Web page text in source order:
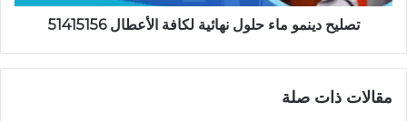
تصليح دينمو ماء حلول نهائية لكافة الأعطال 51415156
مقالات ذات صلة